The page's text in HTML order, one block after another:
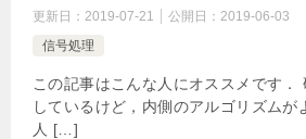
更新日： 2019-07-21 公開日： 2019-06-03
信号処理
この記事はこんな人にオススメです．
しているけど，内側のアルゴリズムが
人 […]